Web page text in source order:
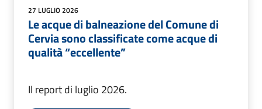
27 LUGLIO 2026
Le acque di balneazione del Comune di
Cervia sono classificate come acque di
qualità “eccellente”
Il report di luglio 2026.